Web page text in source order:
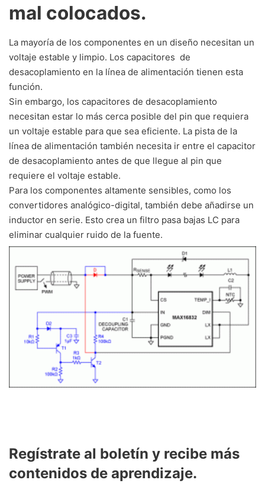
mal colocados.
La mayoría de los componentes en un diseño necesitan un
voltaje estable y limpio. Los capacitores de
desacoplamiento en la línea de alimentación tienen esta
función.
Sin embargo, los capacitores de desacoplamiento
necesitan estar lo más cerca posible del pin que requiera
un voltaje estable para que sea eficiente. La pista de la
línea de alimentación también necesita ir entre el capacitor
de desacoplamiento antes de que llegue al pin que
requiere el voltaje estable.
Para los componentes altamente sensibles, como los
convertidores analógico-digital, también debe añadirse un
inductor en serie. Esto crea un filtro pasa bajas LC para
eliminar cualquier ruido de la fuente.
Regístrate al boletín y recibe más
contenidos de aprendizaje.